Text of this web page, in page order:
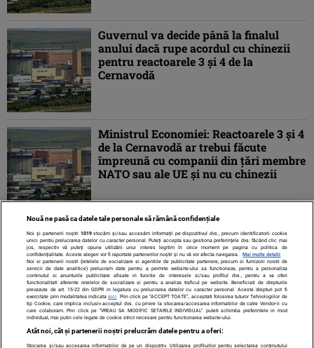
Guvernul va decide până la finalul
anului dacă rupe acordul cu chinezii
pentru reactoarele 3 și 4 de la
Cernavodă
Ministrul Economiei: Reactoarele 3 şi 4
de la Cernavodă ar trebui făcute
împreună cu companii din ţări membre
NATO sau ale UE şi nu cu chinezii
1 2 3 4 5 ... » ULTIMA »
Nouă ne pasă ca datele tale personale să rămână confidențiale
Noi și partenerii noștri 1019stocăm și/sau accesăm informații pe dispozitivul dvs., precum identificatorii cookie
unici pentru prelucrarea datelor cu caracter personal. Puteți accepta sau gestiona preferințele dvs. făcând clic mai
jos, respectiv vă puteți opune utilizării unui interes legitim în orice moment pe pagina cu politica de
confidențialitate. Aceste alegeri vor fi raportate partenerilor noștri și nu vă vor afecta navigarea.
Mai multe detalii
Noi si partenerii nostri (retelele de socializare si agentiile de publicitate partenere, precum si furnizorii nostri de
servicii de date analitice) prelucram date pentru a permite website-ului sa functioneze, pentru a personaliza
continutul si anunturile publicitare afisate in functie de interesele si/sau profilul dvs., pentru a va oferi
functionalitati aferente retelelor de socializare si pentru a analiza traficul pe website. Beneficiati de drepturile
prevazute de art. 15-22 din GDPR in legatura cu prelucrarea datelor cu caracter personal. Aceste drepturi pot fi
exercitate prin modalitatea indicataaici . Prin click pe “ACCEPT TOATE”, acceptati folosirea tuturor Tehnologiilor de
tip Cookie, care implica inclusiv acceptul dvs. cu privire la stocarea/accesarea informatiilor de catre Vendor-ii cu
care colaboram. Prin click pe “VREAU SA MODIFIC SETARILE INDIVIDUAL” puteti schimba preferintele in mod
individual, mai putin cele legate de cookie strict necesare pentru functionarea website-ului.
Atât noi, cât și partenerii noștri prelucrăm datele pentru a oferi:
Stocarea și/sau accesarea informațiilor de pe un dispozitiv. Utilizarea profilurilor pentru selectarea conținutului